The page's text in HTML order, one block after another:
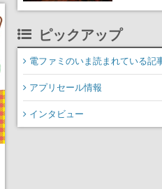
帰るホラ
売。迫る“
び、持ち
ピックアップ
電ファミのいま読まれている記
アプリセール情報
インタビュー